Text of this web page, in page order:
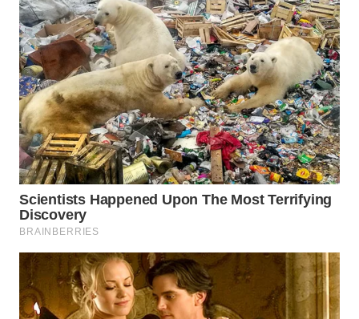
INDRAMAYU
WN
KUNINGAN
WN
MAJALENGKA
WN
SUBANG
WN
WN
PURWAKARTA